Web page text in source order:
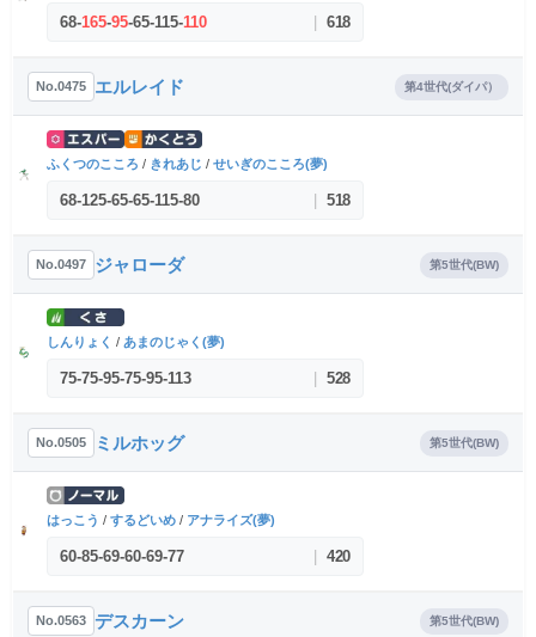
68-165-95-65-115-110 618
No.0475 エルレイド 第4世代(ダイパ）
ふくつのこころ / きれあじ / せいぎのこころ(夢)
68-125-65-65-115-80 518
No.0497 ジャローダ 第5世代(BW)
しんりょく / あまのじゃく(夢)
75-75-95-75-95-113 528
No.0505 ミルホッグ 第5世代(BW)
はっこう / するどいめ / アナライズ(夢)
60-85-69-60-69-77 420
No.0563 デスカーン 第5世代(BW)